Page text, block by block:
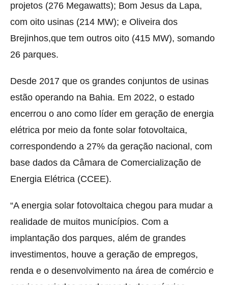
projetos (276 Megawatts); Bom Jesus da Lapa,
com oito usinas (214 MW); e Oliveira dos
Brejinhos,que tem outros oito (415 MW), somando
26 parques.
Desde 2017 que os grandes conjuntos de usinas
estão operando na Bahia. Em 2022, o estado
encerrou o ano como líder em geração de energia
elétrica por meio da fonte solar fotovoltaica,
correspondendo a 27% da geração nacional, com
base dados da Câmara de Comercialização de
Energia Elétrica (CCEE).
“A energia solar fotovoltaica chegou para mudar a
realidade de muitos municípios. Com a
implantação dos parques, além de grandes
investimentos, houve a geração de empregos,
renda e o desenvolvimento na área de comércio e